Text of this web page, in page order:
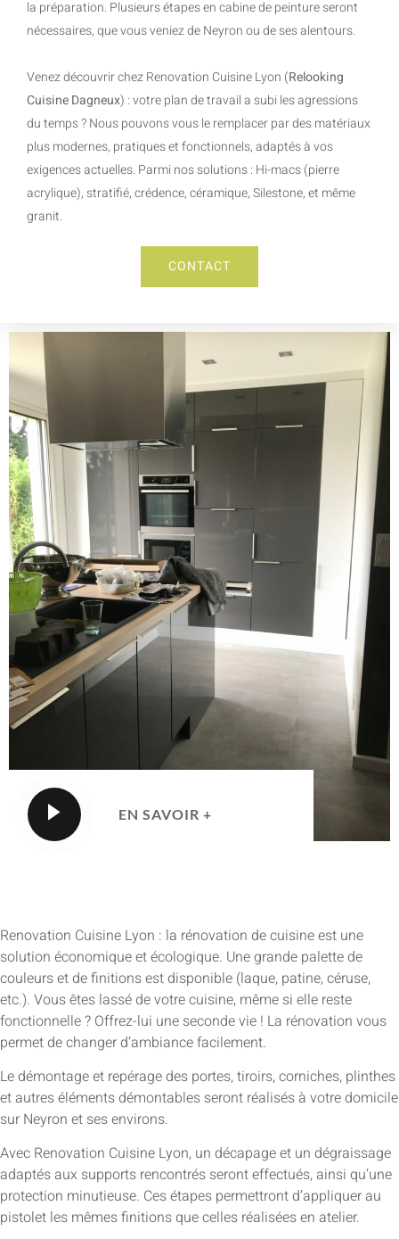
EN SAVOIR +
la préparation. Plusieurs étapes en cabine de peinture seront
nécessaires, que vous veniez de Neyron ou de ses alentours.
Venez découvrir chez Renovation Cuisine Lyon (Relooking
Cuisine Dagneux) : votre plan de travail a subi les agressions
du temps ? Nous pouvons vous le remplacer par des matériaux
plus modernes, pratiques et fonctionnels, adaptés à vos
exigences actuelles. Parmi nos solutions : Hi-macs (pierre
acrylique), stratifié, crédence, céramique, Silestone, et même
granit.
CONTACT
Renovation Cuisine Lyon : la rénovation de cuisine est une
solution économique et écologique. Une grande palette de
couleurs et de finitions est disponible (laque, patine, céruse,
etc.). Vous êtes lassé de votre cuisine, même si elle reste
fonctionnelle ? Offrez-lui une seconde vie ! La rénovation vous
permet de changer d’ambiance facilement.
Le démontage et repérage des portes, tiroirs, corniches, plinthes
et autres éléments démontables seront réalisés à votre domicile
sur Neyron et ses environs.
Avec Renovation Cuisine Lyon, un décapage et un dégraissage
adaptés aux supports rencontrés seront effectués, ainsi qu’une
protection minutieuse. Ces étapes permettront d’appliquer au
pistolet les mêmes finitions que celles réalisées en atelier.